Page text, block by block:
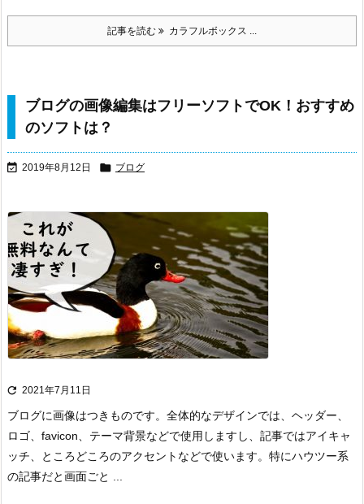
記事を読む カラフルボックス ...
ブログの画像編集はフリーソフトでOK！おすすめ
のソフトは？
 2019年8月12日  ブログ
 2021年7月11日
ブログに画像はつきものです。 全体的なデザインでは、ヘッダー、
ロゴ、favicon、テーマ背景などで使用しますし、記事ではアイキャ
ッチ、ところどころのアクセントなどで使います。 特にハウツー系
の記事だと画面ごと ...